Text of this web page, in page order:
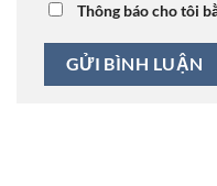
Thông báo cho tôi